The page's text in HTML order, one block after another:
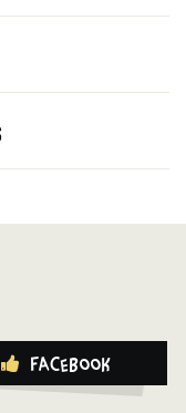
Facebook